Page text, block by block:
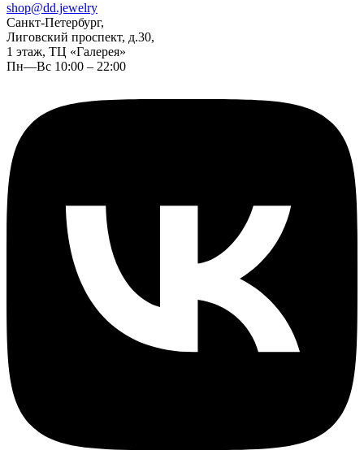
shop@dd.jewelry
Санкт-Петербург,
Лиговский проспект, д.30,
1 этаж, ТЦ «Галерея»
Пн—Вс 10:00 – 22:00